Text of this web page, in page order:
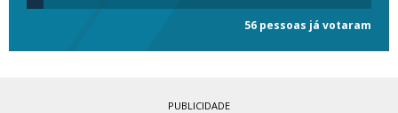
56 pessoas já votaram
PUBLICIDADE